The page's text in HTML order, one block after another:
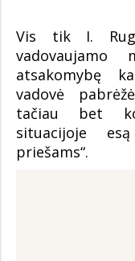
Vis tik I.
atsakomybę
vadovė
tačiau bet
situacijoje
priešams“.